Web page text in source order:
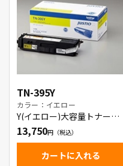
TN-395Y
カラー：イエロー
Y(イエロー)大容量トナーカ
ートリッジ
13,750
カートに入れる